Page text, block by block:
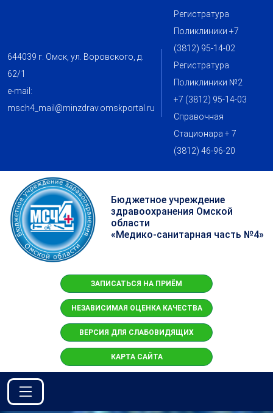
644039 г. Омск, ул. Воровского, д.
62/1
e-mail:
msch4_mail@minzdrav.omskportal.ru
Регистратура
Поликлиники +7
(3812) 95-14-02
Регистратура
Поликлиники №2
+7 (3812) 95-14-03
Справочная
Стационара + 7
(3812) 46-96-20
Бюджетное учреждение
здравоохранения Омской
области
«Медико-санитарная часть №4»
ЗАПИСАТЬСЯ НА ПРИЁМ
НЕЗАВИСИМАЯ ОЦЕНКА КАЧЕСТВА
ВЕРСИЯ ДЛЯ СЛАБОВИДЯЩИХ
КАРТА САЙТА